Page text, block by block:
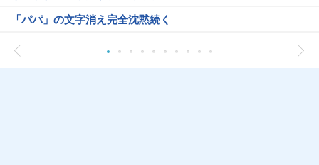
「パパ」の文字消え完全沈黙続く